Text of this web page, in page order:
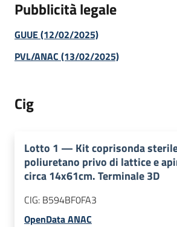
Pubblicità legale
GUUE (12/02/2025)
PVL/ANAC (13/02/2025)
Cig
Lotto 1 — Kit coprisonda
poliuretano privo di lattice e
circa 14x61cm. Terminale 3D
CIG: B594BF0FA3
OpenData ANAC